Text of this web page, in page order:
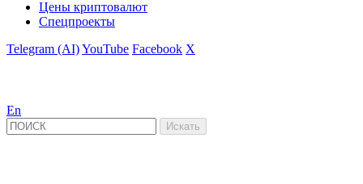
Цены криптовалют
Спецпроекты
Telegram (AI)YouTube Facebook X
En